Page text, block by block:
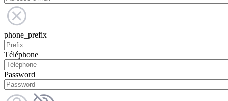
phone_prefix
Téléphone
Password